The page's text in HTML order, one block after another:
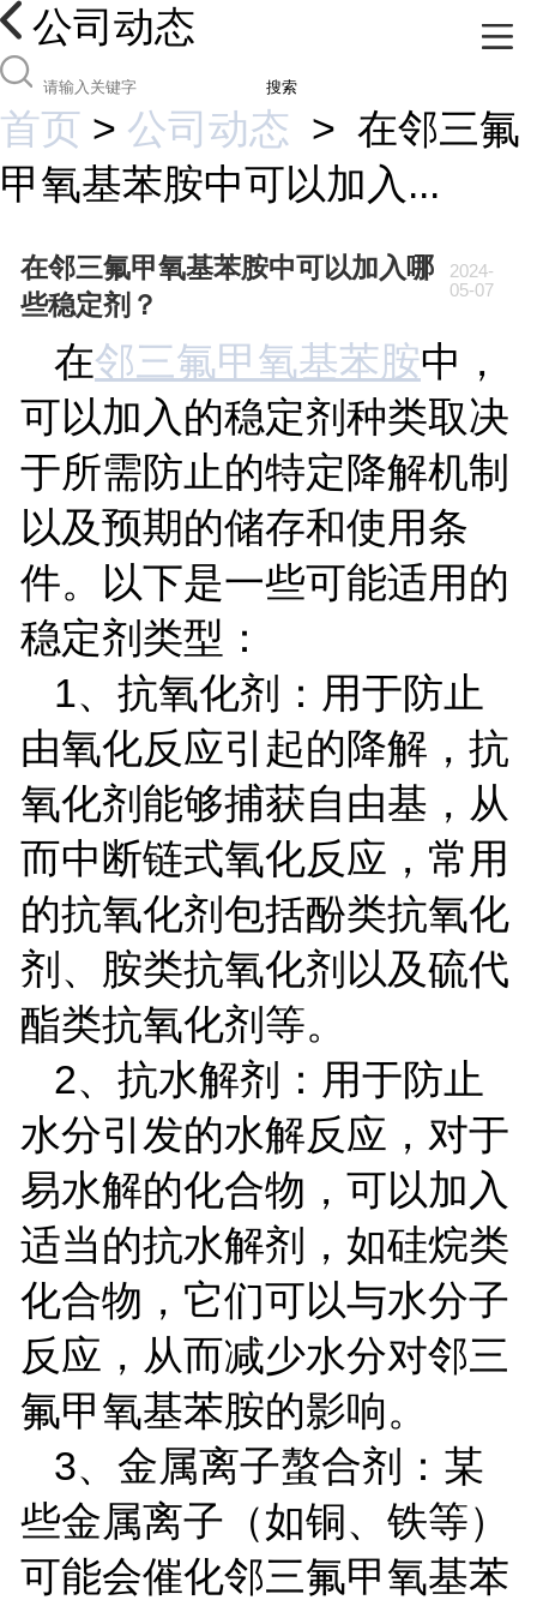
公司动态
搜索
首页 > 公司动态 > 在邻三氟
甲氧基苯胺中可以加入...
在邻三氟甲氧基苯胺中可以加入哪
些稳定剂？
2024-
05-07
在邻三氟甲氧基苯胺中，
可以加入的稳定剂种类取决
于所需防止的特定降解机制
以及预期的储存和使用条
件。以下是一些可能适用的
稳定剂类型：
1、抗氧化剂：用于防止
由氧化反应引起的降解，抗
氧化剂能够捕获自由基，从
而中断链式氧化反应，常用
的抗氧化剂包括酚类抗氧化
剂、胺类抗氧化剂以及硫代
酯类抗氧化剂等。
2、抗水解剂：用于防止
水分引发的水解反应，对于
易水解的化合物，可以加入
适当的抗水解剂，如硅烷类
化合物，它们可以与水分子
反应，从而减少水分对邻三
氟甲氧基苯胺的影响。
3、金属离子螯合剂：某
些金属离子（如铜、铁等）
可能会催化邻三氟甲氧基苯